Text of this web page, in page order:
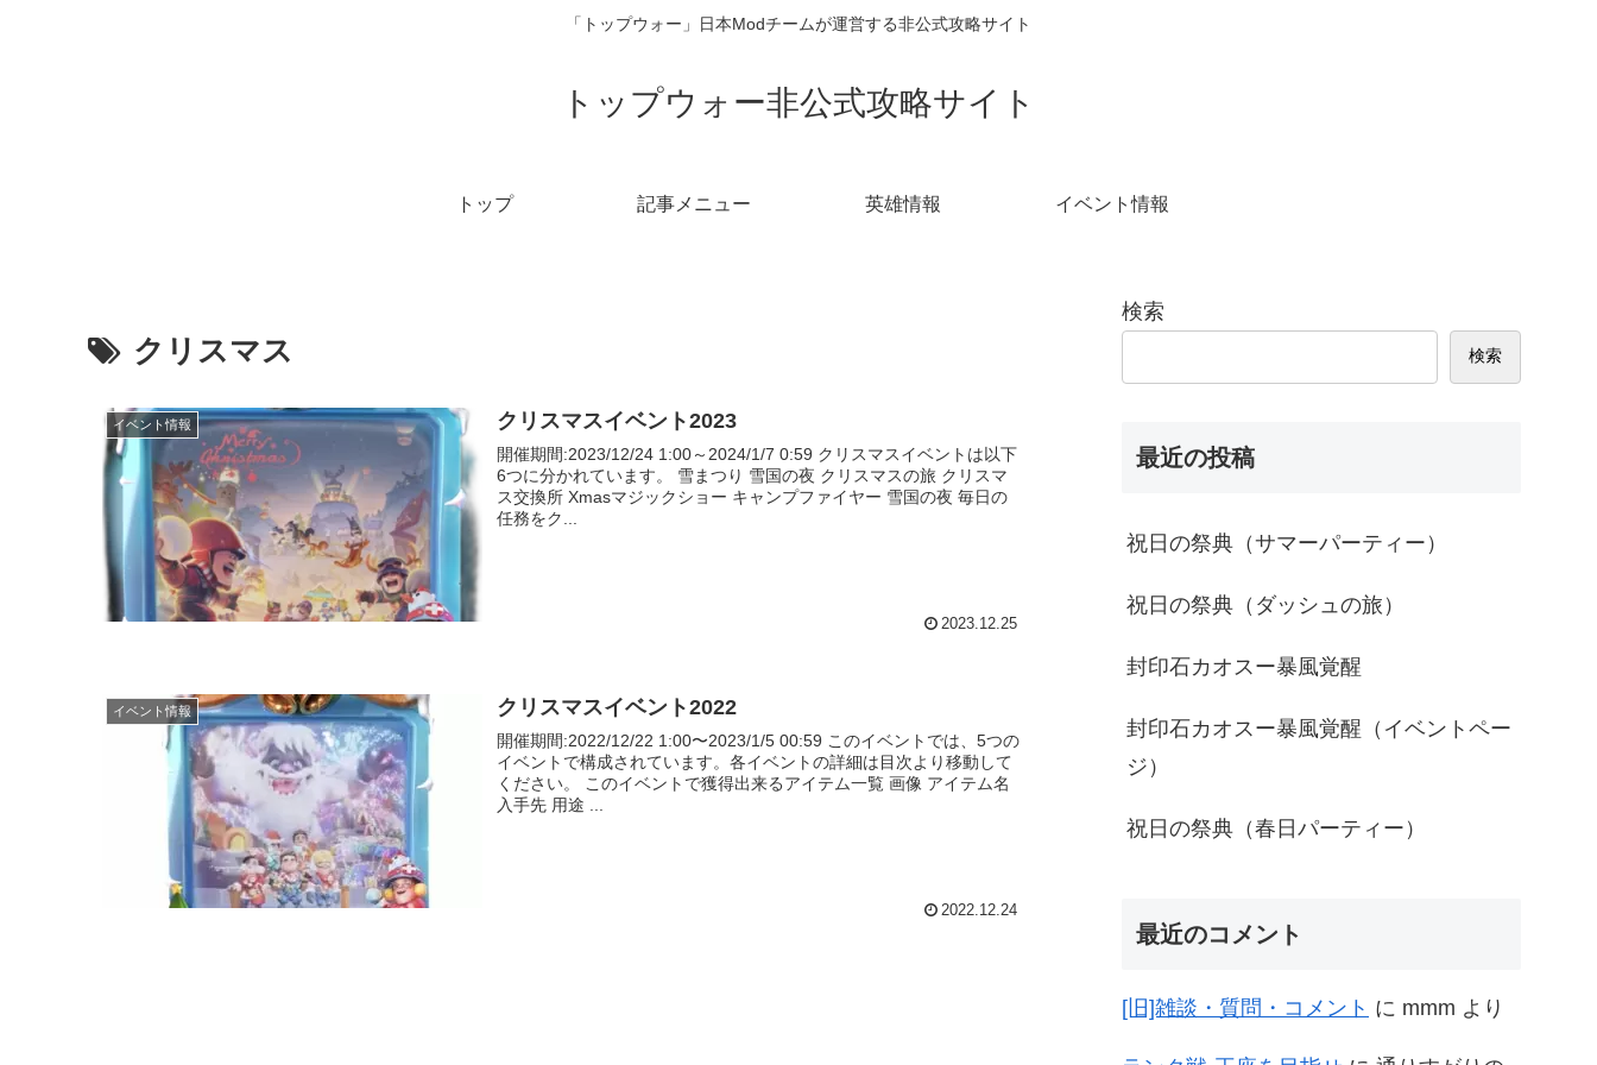
「トップウォー」日本Modチームが運営する非公式攻略サイト
トップウォー非公式攻略サイト
トップ 記事メニュー 英雄情報 イベント情報
クリスマス
イベント情報 クリスマスイベント2023
開催期間:2023/12/24 1:00～2024/1/7 0:59 クリスマスイベントは以下
6つに分かれています。 雪まつり 雪国の夜 クリスマスの旅 クリスマ
ス交換所 Xmasマジックショー キャンプファイヤー 雪国の夜 毎日の
任務をク...
2023.12.25
イベント情報 クリスマスイベント2022
開催期間:2022/12/22 1:00〜2023/1/5 00:59 このイベントでは、5つの
イベントで構成されています。各イベントの詳細は目次より移動して
ください。 このイベントで獲得出来るアイテム一覧 画像 アイテム名
入手先 用途 ...
2022.12.24
検索
検索
最近の投稿
祝日の祭典（サマーパーティー）
祝日の祭典（ダッシュの旅）
封印石カオスー暴風覚醒
封印石カオスー暴風覚醒（イベントペー
ジ）
祝日の祭典（春日パーティー）
最近のコメント
[旧]雑談・質問・コメント に mmm より